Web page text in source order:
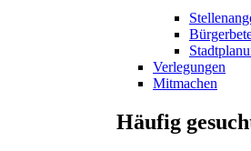
Verlegungen
Mitmachen
Häufig